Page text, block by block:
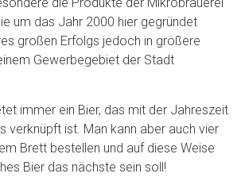
um das Jahr 2000 hier gegründet
großen Erfolgs jedoch in größere
Gewerbegebiet der Stadt
immer ein Bier, das mit der Jahreszeit
verknüpft ist. Man kann aber auch vier
Brett bestellen und auf diese Weise
Bier das nächste sein soll!